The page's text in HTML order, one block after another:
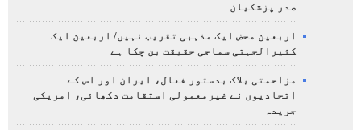
صدر پزشکیان
اربعین محض ایک مذہبی تقریب نہیں/ اربعین ایک
کثیرالجہتی سماجی حقیقت بن چکا ہے
مزاحمتی بلاک بدستور فعال، ایران اور اس کے
اتحادیوں نے غیرمعمولی استقامت دکھائی، امریکی
جریدہ